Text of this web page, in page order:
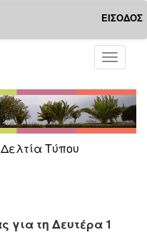
ΕΙΣΟΔΟΣ
Toggle
Δελτία Τύπου
για τη Δευτέρα 1